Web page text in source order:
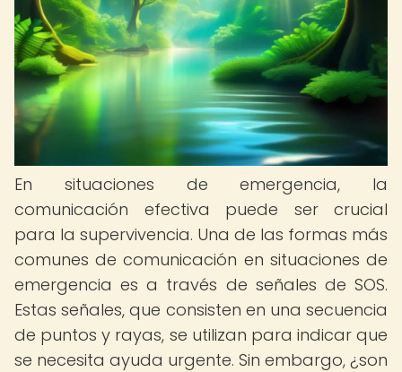
En situaciones de emergencia, la
comunicación efectiva puede ser crucial
para la supervivencia. Una de las formas más
comunes de comunicación en situaciones de
emergencia es a través de señales de SOS.
Estas señales, que consisten en una secuencia
de puntos y rayas, se utilizan para indicar que
se necesita ayuda urgente. Sin embargo, ¿son